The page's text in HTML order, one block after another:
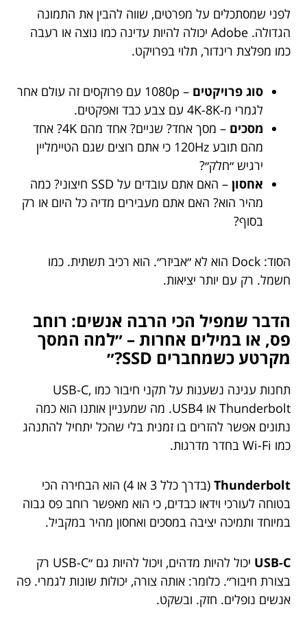
לפני שמסתכלים על מפרטים, שווה להבין את התמונה
הגדולה. Adobe יכולה להיות עדינה כמו נוצה או רעבה
כמו מפלצת רינדור, תלוי בפרויקט.
סוג פרויקטים
– 1080p עם פרוקסים זה עולם אחר
לגמרי מ-4K-8K עם צבע כבד ואפקטים.
מסכים
– מסך אחד? שניים? אחד מהם 4K? אחד
מהם תובע 120Hz כי אתם רוצים שגם הטיימליין
ירגיש ״חלק״?
אחסון
– האם אתם עובדים על SSD חיצוני? כמה
מהיר הוא? האם אתם מעבירים מדיה כל היום או רק
בסוף?
הסוד: Dock הוא לא ״אביזר״. הוא רכיב תשתית. כמו
חשמל. רק עם יותר יציאות.
הדבר שמפיל הכי הרבה אנשים: רוחב
פס, או במילים אחרות – ״למה המסך
מקרטע כשמחברים SSD?״
תחנות עגינה נשענות על תקני חיבור כמו USB-C,
Thunderbolt או USB4. מה שמעניין אותנו הוא כמה
נתונים אפשר להזרים בו זמנית בלי שהכל יתחיל להתנהג
כמו Wi-Fi בחדר מדרגות.
Thunderbolt
(בדרך כלל 3 או 4) הוא הבחירה הכי
בטוחה לעורכי וידאו כבדים, כי הוא מאפשר רוחב פס גבוה
במיוחד ותמיכה יציבה במסכים ואחסון מהיר במקביל.
USB-C
יכול להיות מדהים, ויכול להיות גם ״USB-C רק
בצורת חיבור״. כלומר: אותה צורה, יכולות שונות לגמרי. פה
אנשים נופלים. חזק. ובשקט.